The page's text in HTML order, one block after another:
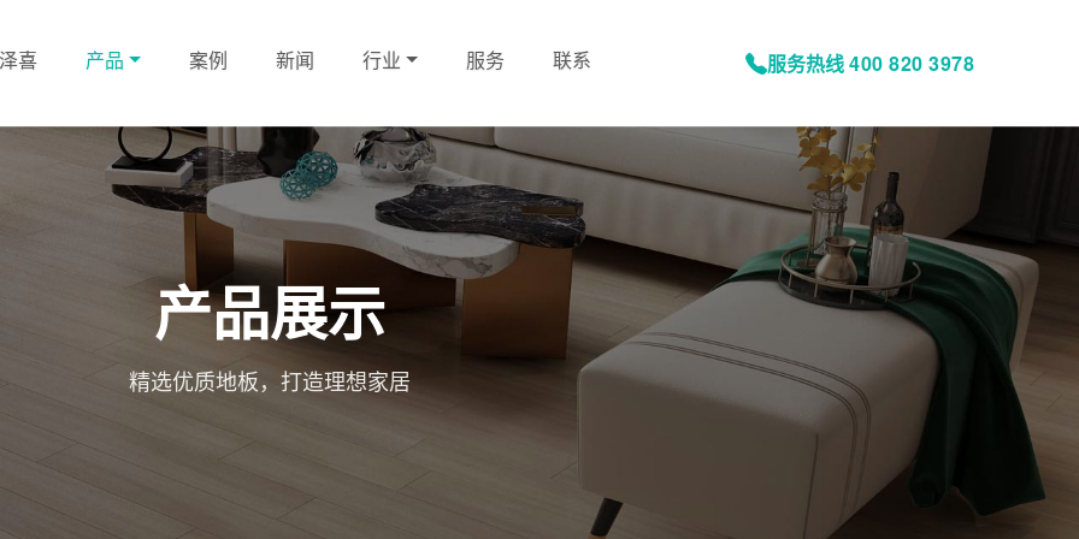
泽喜 产品 案例 新闻 行业 服务 联系 服务热线400 820 3978
产品展示
精选优质地板，打造理想家居